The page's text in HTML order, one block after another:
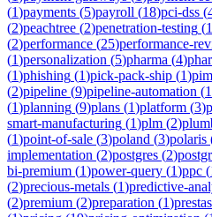
(1)payments (5)payroll (18)pci-dss (
(2)peachtree (2)penetration-testing (1
(2)performance (25)performance-
(1)personalization (5)pharma (4)
(1)phishing (1)pick-pack-ship (1)pim
(2)pipeline (9)pipeline-automation (1
(1)planning (9)plans (1)platform (3)
smart-manufacturing (1)plm (2)
(1)point-of-sale (3)poland (3)polaris
implementation (2)postgres (2)
bi-premium (1)power-query (1)ppc (
(2)precious-metals (1)predictive-
(2)premium (2)preparation (1)